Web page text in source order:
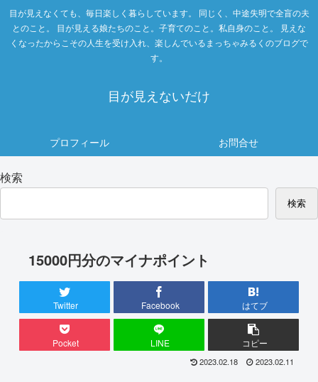
目が見えなくても、毎日楽しく暮らしています。 同じく、中途失明で全盲の夫
とのこと。 目が見える娘たちのこと。子育てのこと。私自身のこと。 見えな
くなったからこその人生を受け入れ、楽しんでいるまっちゃみるくのブログで
す。
目が見えないだけ
プロフィール お問合せ
検索
検索
15000円分のマイナポイント
Twitter Facebook はてブ
Pocket LINE コピー
2023.02.18 2023.02.11